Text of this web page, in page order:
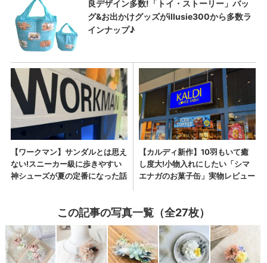
この記事の写真一覧（全27枚）